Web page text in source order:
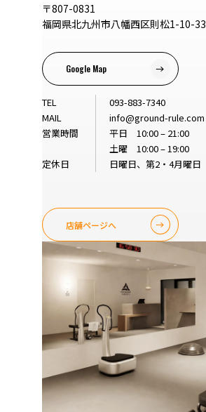
〒807-0831
福岡県北九州市八幡西区則松1-10-33
Google Map
TEL
093-883-7340
MAIL
info@ground-rule.com
営業時間
平日 10:00 – 21:00
土曜 10:00 – 19:00
定休日
日曜日、第2・4月曜日
店舗ページへ